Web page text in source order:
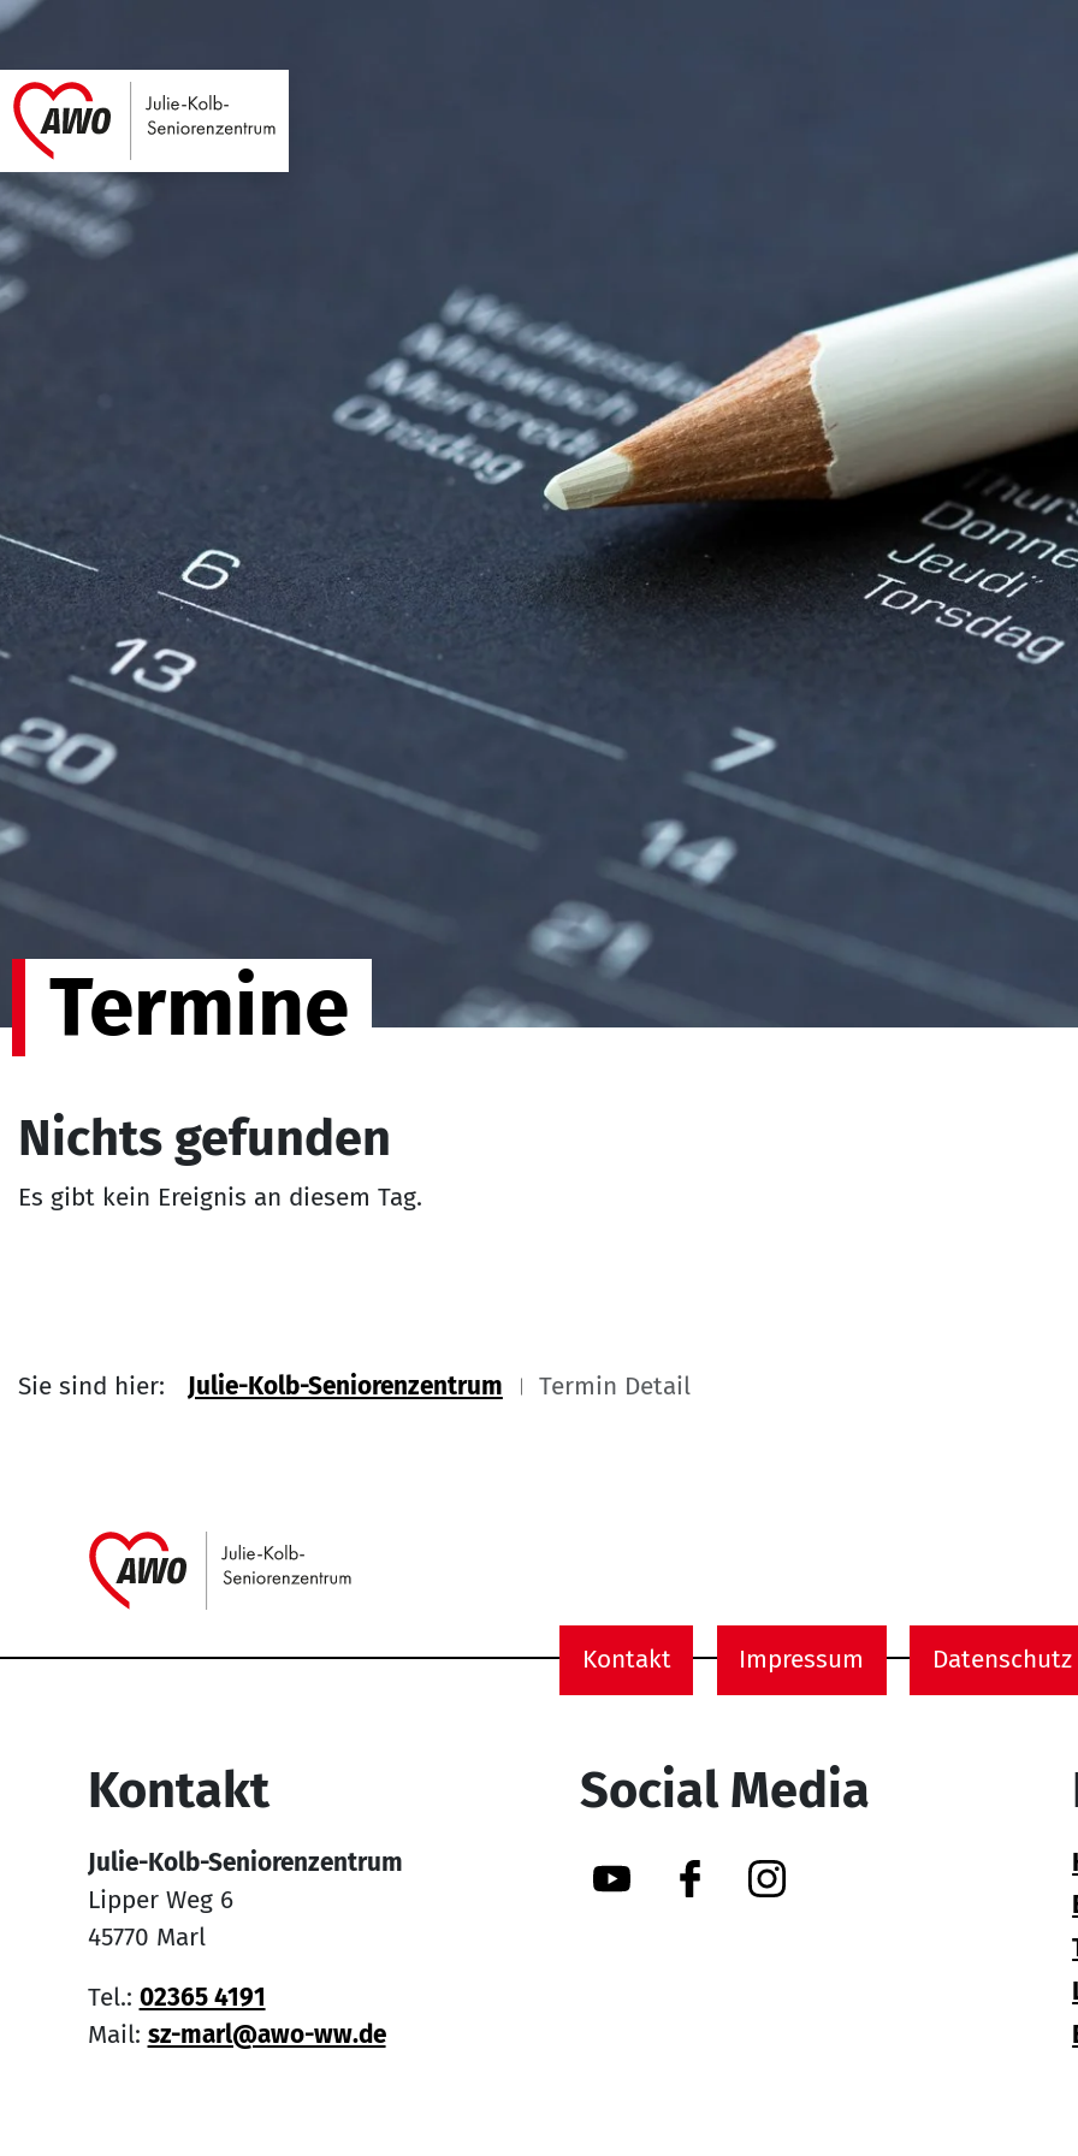
Julie-Kolb-Seniorenzentrum | Termin
Termine
Nichts gefunden
Es gibt kein Ereignis an diesem Tag.
Sie sind hier: Julie-Kolb-Seniorenzentrum Termin Detail
Service Informationen
Kontakt Impressum Datenschutz
Kontakt
Julie-Kolb-Seniorenzentrum
Lipper Weg 6
45770 Marl
Tel.: 02365 4191
Mail: sz-marl@awo-ww.de
Social Media
YouTube FacebookInstagram